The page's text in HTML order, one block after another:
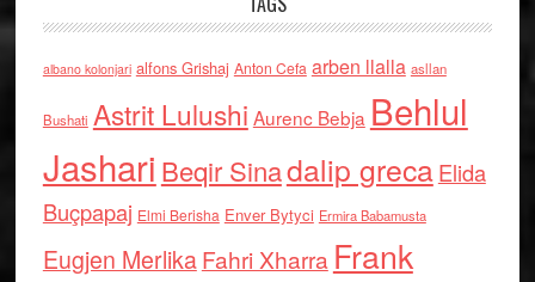
albano kolonjari alfons Grishaj Anton Cefa arben llalla asllan
Bushati Astrit Lulushi Aurenc Bebja Behlul
Jashari Beqir Sinadalip grecaElida
Buçpapaj Elmi Berisha Enver Bytyci Ermira Babamusta
Eugjen MerlikaFahri Xharra Frank